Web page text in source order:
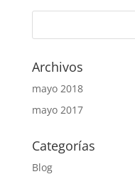
Archivos
mayo 2018
mayo 2017
Categorías
Blog